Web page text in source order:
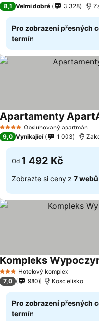
8,1 Velmi dobré 3 328
Pro zobrazení přesných
termín
4 Počet hvězdiček
Obsluhovaný apartmán
Apartamenty
9,0 Vynikající 1 003
Od 1 492 Kč
Zobrazte si ceny z 7 webů
3 Počet hvězdiček
Hotelový komplex
Kompleks
7,0 980 Koscielisko
Pro zobrazení přesných
termín